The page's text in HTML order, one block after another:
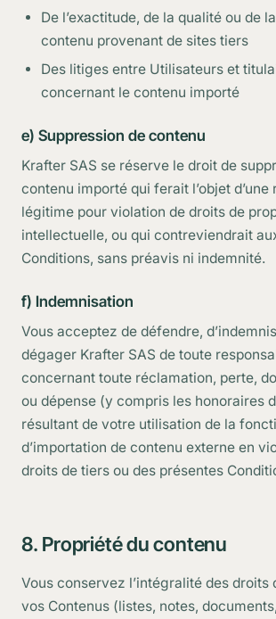
De l’exactitude, de la qualité ou de
contenu provenant de sites tiers
Des litiges entre Utilisateurs et
concernant le contenu importé
e) Suppression de contenu
Krafter SAS se réserve le droit de
contenu importé qui ferait l’objet d’une
légitime pour violation de droits de
intellectuelle, ou qui contreviendrait
Conditions, sans préavis ni indemnité.
f) Indemnisation
Vous acceptez de défendre,
dégager Krafter SAS de toute
concernant toute réclamation, perte,
ou dépense (y compris les honoraires
résultant de votre utilisation de la
d’importation de contenu externe en
droits de tiers ou des présentes
8. Propriété du contenu
Vous conservez l’intégralité des droits
vos Contenus (listes, notes,